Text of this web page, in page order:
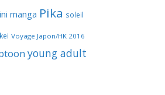
manga Pika soleil
Voyage Japon/HK 2016
young adult